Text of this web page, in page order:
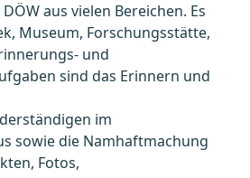
aus vielen Bereichen. Es
Museum, Forschungsstätte,
und
sind das Erinnern und
im
sowie die Namhaftmachung
Fotos,